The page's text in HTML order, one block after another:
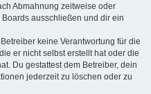
Abmahnung zeitweise oder
ausschließen und dir ein
keine Verantwortung für die
er nicht selbst erstellt hat oder die
Du gestattest dem Betreiber, dein
jederzeit zu löschen oder zu